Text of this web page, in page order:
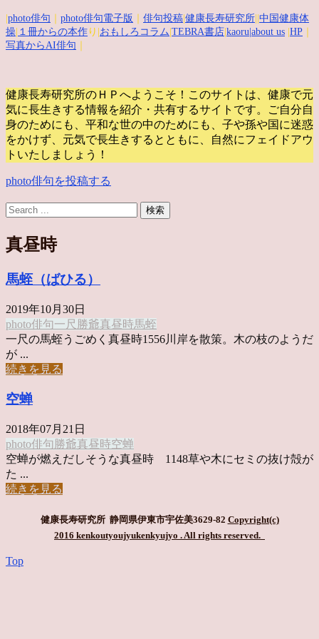
photo俳句 photo俳句電子版 俳句投稿 健康長寿研究所 中国健康体
操 １冊からの本作 り| おもしろコラム TEBRA書店 kaoru |about us HP
写真からAI俳句
健康長寿研究所のＨＰへようこそ！このサイトは、健康で元
気に長生きする情報を紹介・共有するサイトです。
ご自分自
身のためにも、平和な世の中のためにも、子や孫や国に迷惑
をかけず、元気で長生きするとともに、自然にフェイドアウ
トいたしましょう！
photo俳句を投稿する
真昼時
馬蛭（ばひる）
2019年10月30日
photo俳句一尺 勝爺真昼時馬蛭
一尺の馬蛭うごめく真昼時1556川岸を散策。木の枝のようだ
が ...
続きを見る
空蝉
2018年07月21日
photo俳句 勝爺真昼時空蝉
空蝉が燃えだしそうな真昼時 1148草や木にセミの抜け殻が
た ...
続きを見る
健康長寿研究所 静岡県伊東市宇佐美3629-82 Copyright(c)
2016 kenkoutyoujyukenkyujyo . All rights reserved.
Top